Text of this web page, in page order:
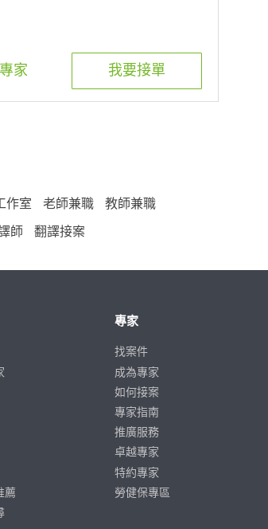
我要接單
家
作室 老師兼職 教師兼職
師 翻譯接案
薦
專家
找案件
成為專家
如何接案
專家指南
推廣服務
卓越專家
特約專家
勞健保專區